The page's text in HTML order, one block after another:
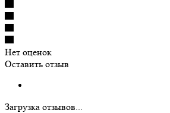
Нет оценок
Оставить отзыв
Загрузка отзывов...